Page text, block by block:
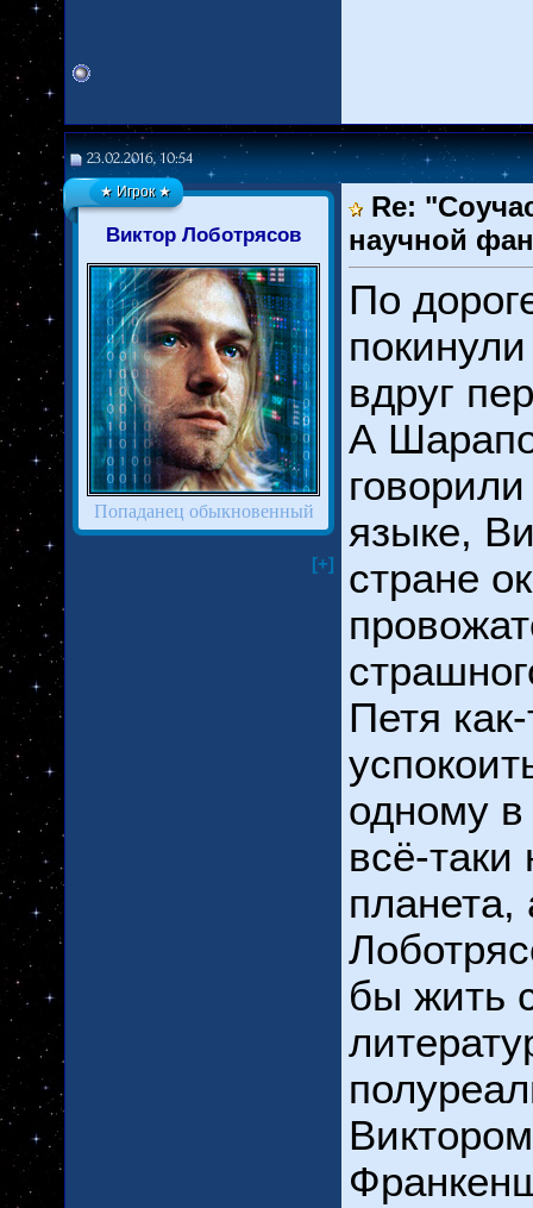
23.02.2016, 10:54
Виктор Лоботрясов
★ Игрок ★
Попаданец обыкновенный
[+]
Re:
научной
По
вдруг
А
языке,
стране
Петя
одному
всё-таки
бы жить